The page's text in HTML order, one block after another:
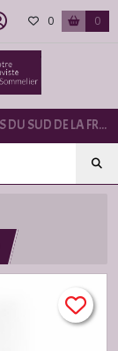
0 0
*** LE CAVISTE QUI VOUS FAIT DÉCOUVRIR LES VINS DU SUD DE LA FRANCE ***